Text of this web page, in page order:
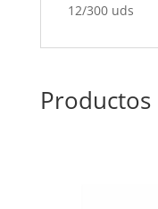
12/300 uds